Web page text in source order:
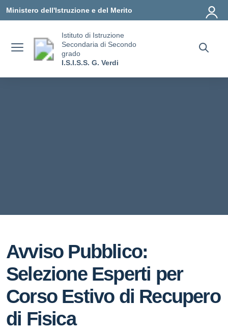
Ministero dell'Istruzione e del Merito
Istituto di Istruzione
Secondaria di Secondo
grado
I.S.I.S.S. G. Verdi
Avviso Pubblico:
Selezione Esperti per
Corso Estivo di Recupero
di Fisica